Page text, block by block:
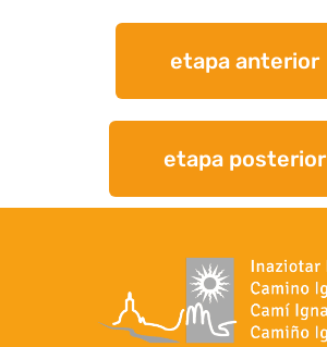
etapa anterior
etapa posterior